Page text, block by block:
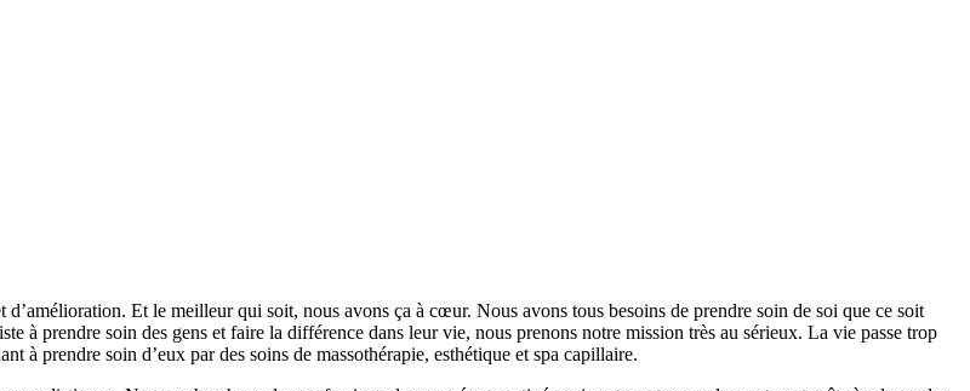
Et le meilleur qui soit, nous avons ça à cœur. Nous avons tous besoins de prendre soin de soi que ce soit
à prendre soin des gens et faire la différence dans leur vie, nous prenons notre mission très au sérieux. La vie passe trop
prendre soin d’eux par des soins de massothérapie, esthétique et spa capillaire.